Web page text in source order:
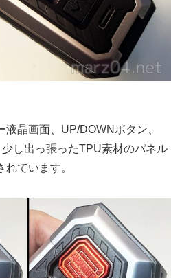
晶画面、UP/DOWNボタン、
し出っ張ったTPU素材のパネル
ています。